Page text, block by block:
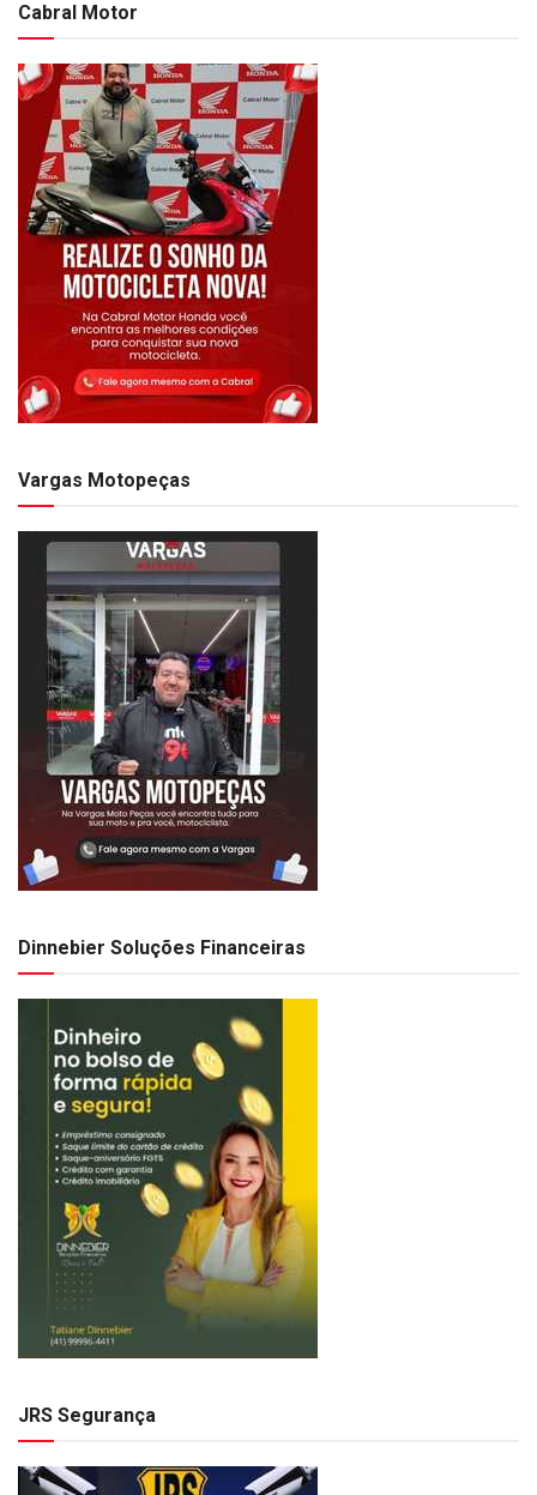
Cabral Motor
Vargas Motopeças
Dinnebier Soluções Financeiras
JRS Segurança